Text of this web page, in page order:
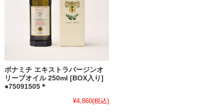
ボナミチ エキストラバージンオ
リーブオイル 250ml [BOX入り]
●75091505＊
¥4,860(税込)